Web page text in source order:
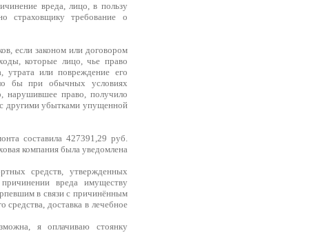
вреда, лицо, в пользу
страховщику требование о
если законом или договором
которые лицо, чье право
утрата или повреждение его
бы при обычных условиях
нарушившее право, получило
с другими убытками упущенной
составила 427391,29 руб.
компания была уведомлена
средств, утвержденных
вреда имуществу
в связи с причинённым
средства, доставка в лечебное
я оплачиваю стоянку